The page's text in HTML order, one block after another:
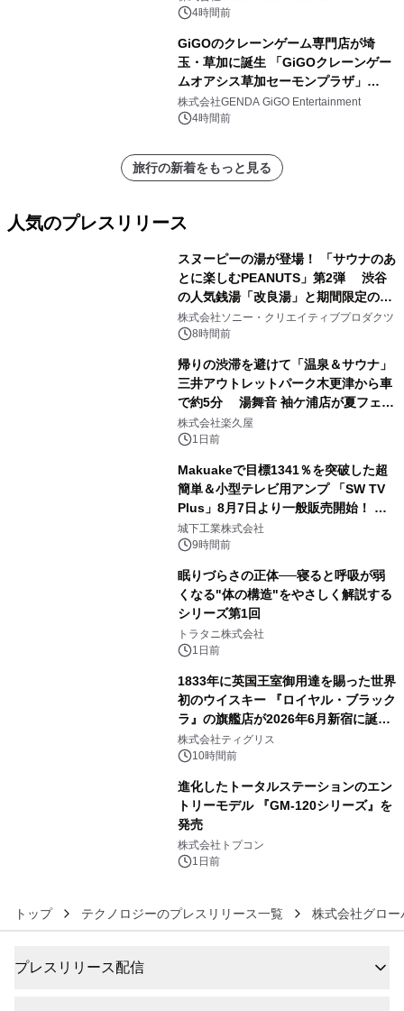
4時間前
GiGOのクレーンゲーム専門店が埼
玉・草加に誕生 「GiGOクレーンゲー
ムオアシス草加セーモンプラザ」
2026年8月7日(金)10時グランドオープ
ン
株式会社GENDA GiGO Entertainment
4時間前
旅行の新着をもっと見る
人気のプレスリリース
スヌーピーの湯が登場！ 「サウナのあ
とに楽しむPEANUTS」第2弾 渋谷
の人気銭湯「改良湯」と期間限定のコ
ラボレーション サウナイキタイコラ
ボグッズも発売決定！
株式会社ソニー・クリエイティブプロダクツ
8時間前
帰りの渋滞を避けて「温泉＆サウナ」
三井アウトレットパーク木更津から車
で約5分 湯舞音 袖ケ浦店が夏フェア
メニューを提供
株式会社楽久屋
1日前
Makuakeで目標1341％を突破した超
簡単＆小型テレビ用アンプ 「SW TV
Plus」8月7日より一般販売開始！ ケ
ーブル1本つなぐだけ、テレビの音が
ぐっと豊かに
城下工業株式会社
9時間前
眠りづらさの正体──寝ると呼吸が弱
くなる"体の構造"をやさしく解説する
シリーズ第1回
トラタニ株式会社
1日前
1833年に英国王室御用達を賜った世界
初のウイスキー 『ロイヤル・ブラック
ラ』の旗艦店が2026年6月新宿に誕
生 バカルディ ジャパンと連携した
没入型バー「BAR Arca」
株式会社ティグリス
10時間前
進化したトータルステーションのエン
トリーモデル 『GM-120シリーズ』を
発売
株式会社トプコン
1日前
トップ テクノロジーのプレスリリース一覧 株式会社グロ
プレスリリース配信